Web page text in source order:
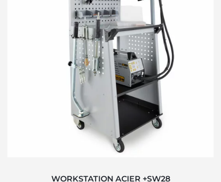
WORKSTATION ACIER +SW28